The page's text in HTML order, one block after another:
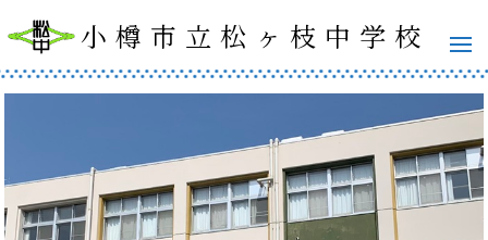
小樽市立松ヶ枝中学校